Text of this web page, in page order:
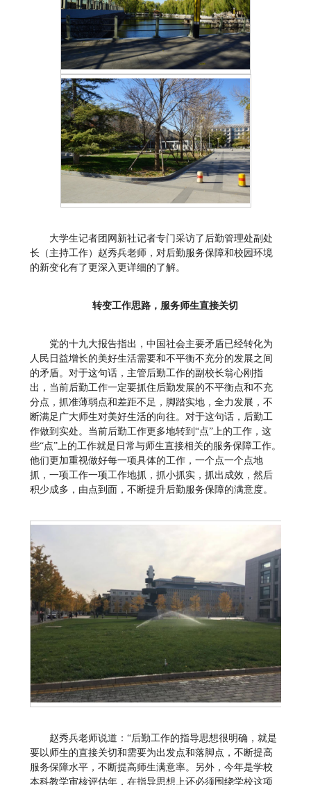
大学生记者团网新社记者专门采访了后勤管理处副处
长（主持工作）赵秀兵老师，对后勤服务保障和校园环境
的新变化有了更深入更详细的了解。
转变工作思路，服务师生直接关切
党的十九大报告指出，中国社会主要矛盾已经转化为
人民日益增长的美好生活需要和不平衡不充分的发展之间
的矛盾。对于这句话，主管后勤工作的副校长翁心刚指
出，当前后勤工作一定要抓住后勤发展的不平衡点和不充
分点，抓准薄弱点和差距不足，脚踏实地，全力发展，不
断满足广大师生对美好生活的向往。对于这句话，后勤工
作做到实处。当前后勤工作更多地转到“点”上的工作，这
些“点”上的工作就是日常与师生直接相关的服务保障工作。
他们更加重视做好每一项具体的工作，一个点一个点地
抓，一项工作一项工作地抓，抓小抓实，抓出成效，然后
积少成多，由点到面，不断提升后勤服务保障的满意度。
赵秀兵老师说道：“后勤工作的指导思想很明确，就是
要以师生的直接关切和需要为出发点和落脚点，不断提高
服务保障水平，不断提高师生满意率。另外，今年是学校
本科教学审核评估年，在指导思想上还必须围绕学校这项